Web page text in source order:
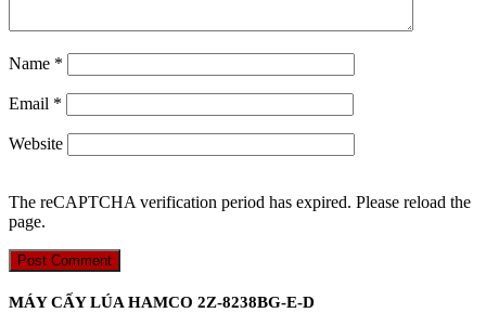
Name *
Email *
Website
The reCAPTCHA verification period has expired. Please reload the
page.
MÁY CẤY LÚA HAMCO 2Z-8238BG-E-D